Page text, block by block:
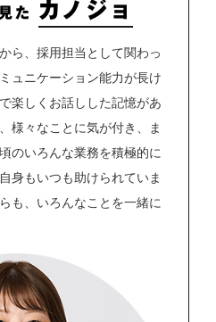
た カノジョ
ら、採用担当として関わっ
ュニケーション能力が長け
楽しくお話しした記憶があ
様々なことに気が付き、ま
のいろんな業務を積極的に
身もいつも助けられていま
も、いろんなことを一緒に